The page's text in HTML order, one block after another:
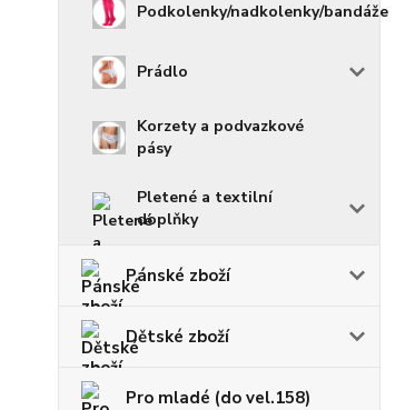
Podkolenky/nadkolenky/bandáže
Prádlo
Korzety a podvazkové
pásy
Pletené a textilní
doplňky
Pánské zboží
Dětské zboží
Pro mladé (do vel.158)